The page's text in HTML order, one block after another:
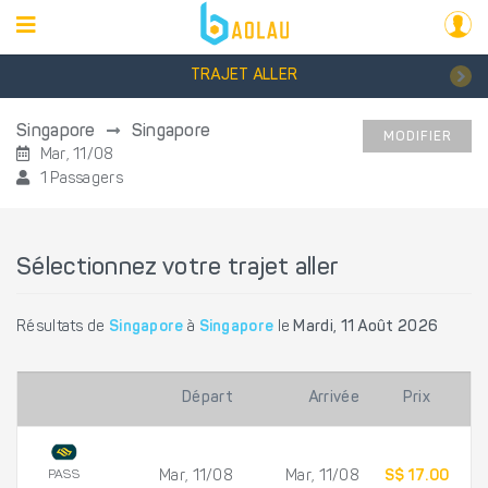
TRAJET ALLER
Singapore Singapore
Mar, 11/08
1 Passagers
MODIFIER
Sélectionnez votre trajet aller
Résultats de Singapore à Singapore leMardi, 11 Août 2026
Départ Arrivée Prix
PASS Mar, 11/08 Mar, 11/08 S$ 17.00